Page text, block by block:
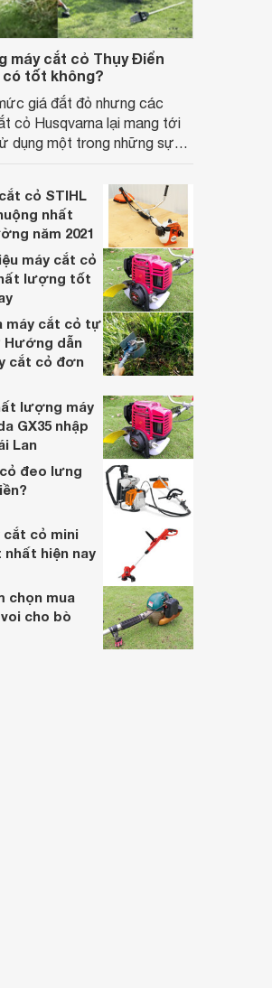
Máy cắt tỉa hàng rào Makita
Giá từ 2.871.000 đ
Có 37 nơi bán
máy cắt cỏ Thụy Điển
có tốt không?
giá đắt đỏ nhưng các
cỏ Husqvarna lại mang tới
dụng một trong những sự
cỏ STIHL
nhất
năm 2021
máy cắt cỏ
lượng tốt
máy cắt cỏ tự
Hướng dẫn
cắt cỏ đơn
lượng máy
GX35 nhập
Lan
đeo lưng
cắt cỏ mini
hiện nay
chọn mua
cho bò